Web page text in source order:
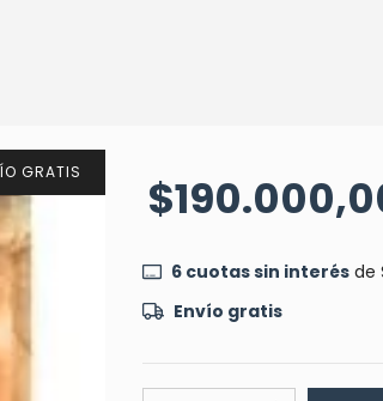
GRATIS
6cuotas sin interésde
Envío gratis